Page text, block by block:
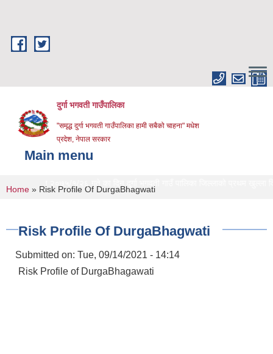
दुर्गा भगवती गाउँपालिका
"समृद्ध दुर्गा भगवती गाउँपालिका हामी सबैको चाहना" मधेश
प्रदेश, नेपाल सरकार
Main menu
You are here
Home » Risk Profile Of DurgaBhagwati
Risk Profile Of DurgaBhagwati
Submitted on: Tue, 09/14/2021 - 14:14
Risk Profile of DurgaBhagawati